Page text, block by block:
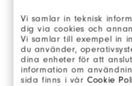
Vi samlar in teknisk
dig via cookies och
Vi samlar till exempel in
du använder,
dina enheter för att
information om
sida finns i vårCookie
Be the first to
Share your